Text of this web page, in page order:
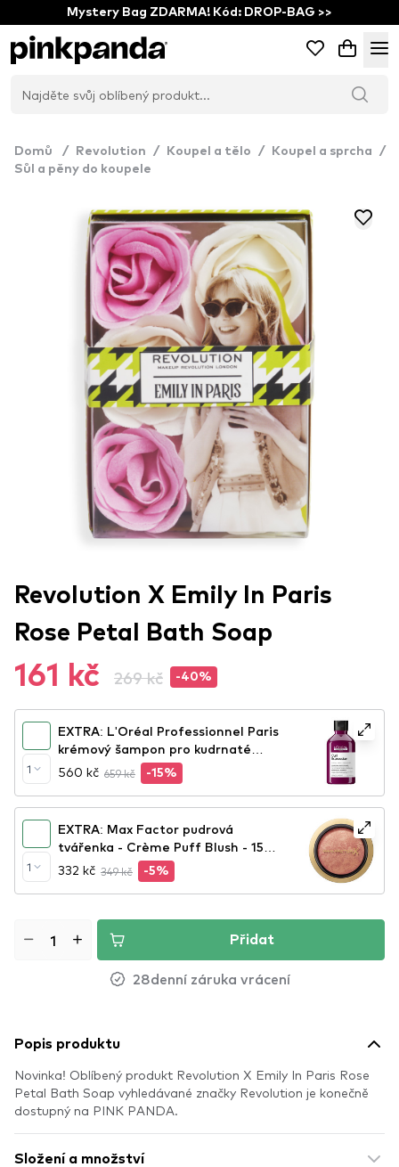
Mystery Bag ZDARMA! Kód: DROP-BAG >>
Domů / Revolution / Koupel a tělo / Koupel a sprcha
/
Sůl a pěny do koupele
Revolution X Emily In Paris
Rose Petal Bath Soap
161 kč 269 kč -40%
1
EXTRA: L'Oréal Professionnel Paris
krémový šampon pro kudrnaté
vlasy - Curl Expression Intense
Moisturizing Cleansing Cream
Shampoo
560 kč 659 kč -15%
1
EXTRA: Max Factor pudrová
tvářenka - Crème Puff Blush - 15
Seductive Pink
332 kč 349 kč -5%
Přidat
28denní záruka vrácení
Popis produktu
Novinka! Oblíbený produkt Revolution X Emily In Paris Rose
Petal Bath Soap vyhledávané značky Revolution je konečně
dostupný na PINK PANDA.
Složení a množství